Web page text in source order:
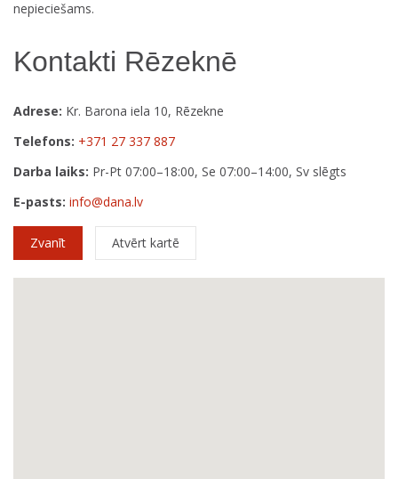
nepieciešams.
Kontakti Rēzeknē
Adrese: Kr. Barona iela 10, Rēzekne
Telefons: +371 27 337 887
Darba laiks: Pr-Pt 07:00–18:00, Se 07:00–14:00, Sv slēgts
E-pasts: info@dana.lv
Zvanīt Atvērt kartē